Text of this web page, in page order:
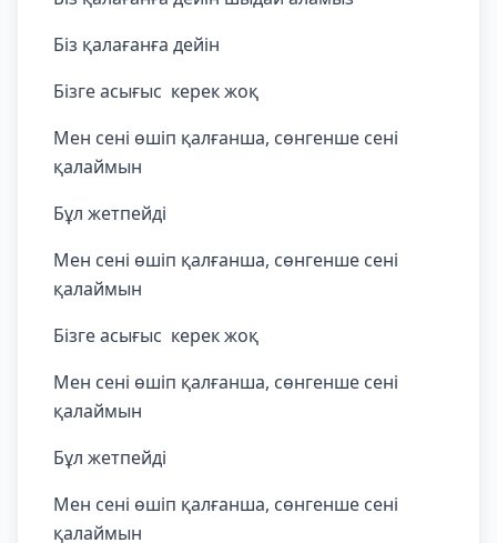
Біз қалағанға дейін
Бізге асығыс керек жоқ
Мен сені өшіп қалғанша, сөнгенше сені
қалаймын
Бұл жетпейді
Мен сені өшіп қалғанша, сөнгенше сені
қалаймын
Бізге асығыс керек жоқ
Мен сені өшіп қалғанша, сөнгенше сені
қалаймын
Бұл жетпейді
Мен сені өшіп қалғанша, сөнгенше сені
қалаймын